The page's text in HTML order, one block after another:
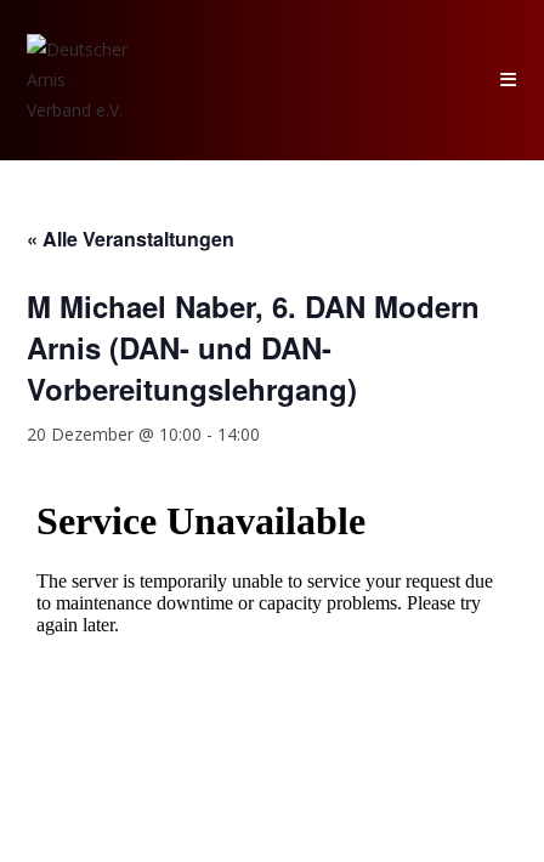
Inhalt
springen
« Alle Veranstaltungen
M Michael Naber, 6. DAN Modern
Arnis (DAN- und DAN-
Vorbereitungslehrgang)
20 Dezember @ 10:00 - 14:00